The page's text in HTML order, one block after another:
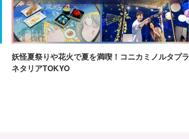
妖怪夏祭りや花火で夏を満喫！コニカミノルタプラ
ネタリアTOKYO